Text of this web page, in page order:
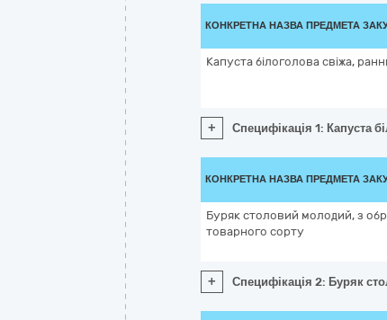
КОНКРЕТНА НАЗВА ПРЕДМЕТА
Капуста білоголова свіжа,
+ Специфікація 1: Капуста
КОНКРЕТНА НАЗВА ПРЕДМЕТА
Буряк столовий молодий, з
товарного сорту
+ Специфікація 2: Буряк